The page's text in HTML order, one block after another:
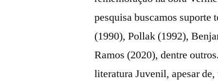
Ambroise
pesquisa buscamos
(1990), Pollak (1992),
Ramos (2020), dentre
literatura Juvenil, apesar